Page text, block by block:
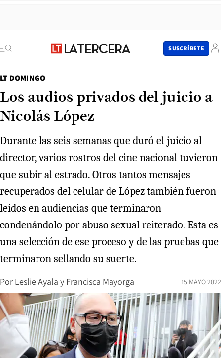
SUSCRÍBETE
LT DOMINGO
Los audios privados del juicio a
Nicolás López
Durante las seis semanas que duró el juicio al
director, varios rostros del cine nacional tuvieron
que subir al estrado. Otros tantos mensajes
recuperados del celular de López también fueron
leídos en audiencias que terminaron
condenándolo por abuso sexual reiterado. Esta es
una selección de ese proceso y de las pruebas que
terminaron sellando su suerte.
Por Leslie Ayala y Francisca Mayorga 15 MAYO 2022